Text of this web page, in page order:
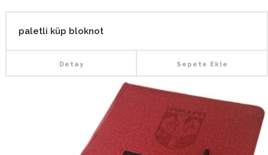
paletli küp bloknot
Detay Sepete Ekle